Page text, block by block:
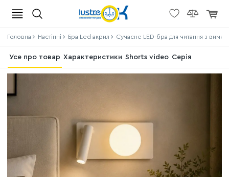
Головна Настінні Бра Led акрил Сучасне LED-бра для читання з
Усе про товар Характеристики Shorts video Серія